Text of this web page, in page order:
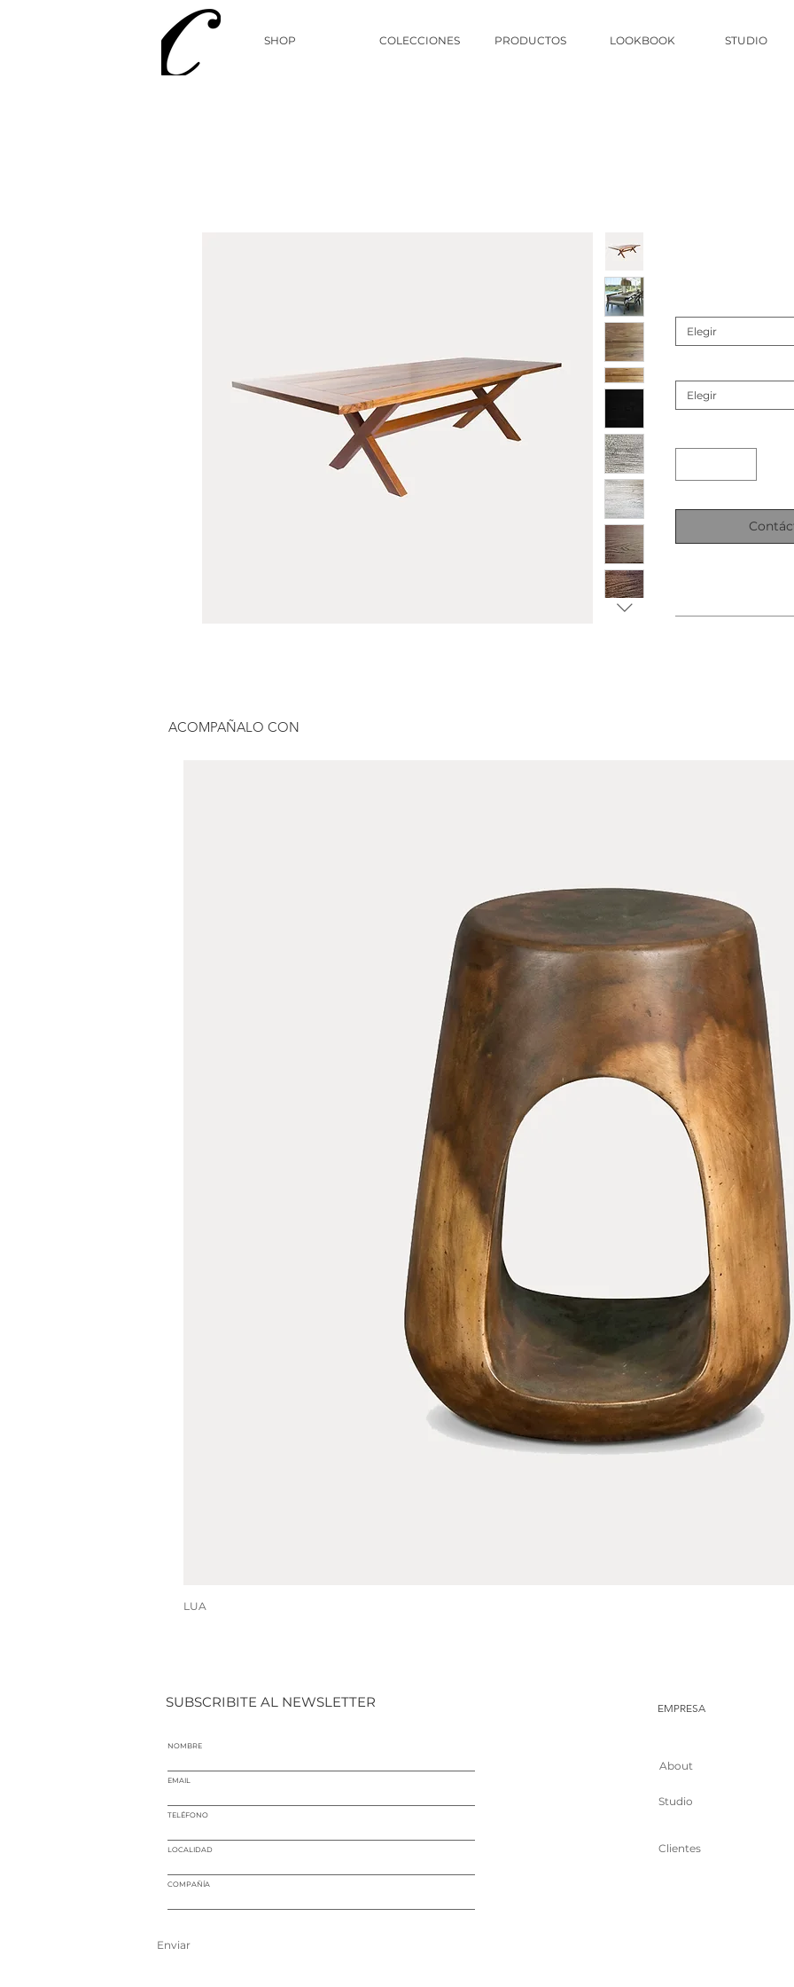
SHOP COLECCIONES PRODUCTOS LOOKBOOK STUDIO
Elegir
Elegir
ACOMPAÑALO CON
LUA
SUBSCRIBITE AL NEWSLETTER
NOMBRE
EMAIL
TELÉFONO
LOCALIDAD
COMPAÑÍA
Enviar
EMPRESA
About
Studio
Clientes